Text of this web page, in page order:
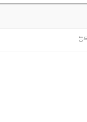
등